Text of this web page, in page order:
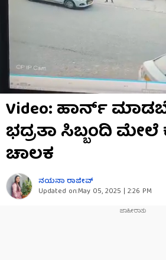
seconds
minute,
seconds
Video: ಹಾರ್ನ್​
ಭದ್ರತಾ ಸಿಬ್ಬಂದಿ ಮೇಲೆ
ಚಾಲಕ
ನಯನಾ ರಾಜೀವ್
Updated on:May 05, 2025 | 2:26 PM